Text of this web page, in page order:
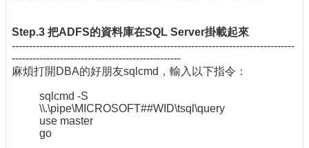
Step.3 把ADFS的資料庫在SQL Server掛載起來
----------------------------------------------------------------------------------
-------------------------------------------------
麻煩打開DBA的好朋友sqlcmd，輸入以下指令：
sqlcmd -S
\\.\pipe\MICROSOFT##WID\tsql\query
use master
go